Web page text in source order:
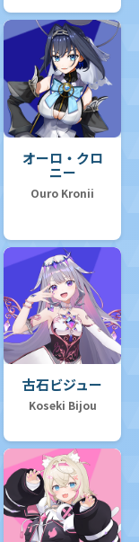
オーロ・クロ
ニー
Ouro Kronii
古石ビジュー
Koseki Bijou